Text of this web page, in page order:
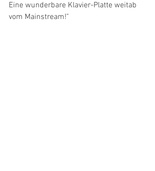
Eine wunderbare Klavier-Platte weitab
vom Mainstream!"